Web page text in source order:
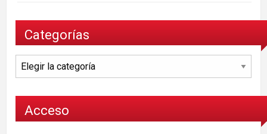
Categorías
Categorías
Acceso